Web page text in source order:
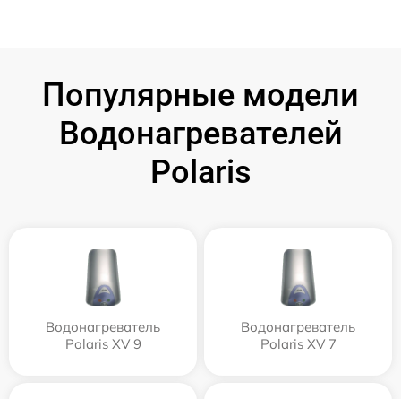
Популярные модели
Водонагревателей
Polaris
Водонагреватель
Polaris XV 9
Водонагреватель
Polaris XV 7